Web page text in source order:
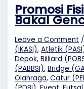
Promosi
Bakal
Leave a Comment
(IKASI),Atletik
Depok,Billiard
(PABBSI),Bridge
Olahraga,Catur